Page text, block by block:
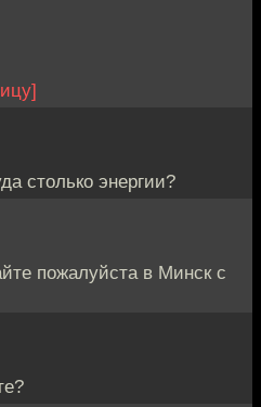
столько энергии?
пожалуйста в Минск с